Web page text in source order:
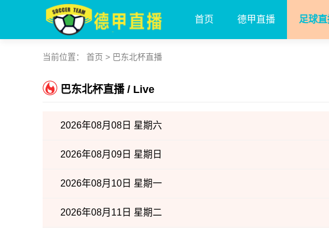
首页 德甲直播 足球
当前位置： 首页 > 巴东北杯直播
巴东北杯直播 / Live
2026年08月08日 星期六
2026年08月09日 星期日
2026年08月10日 星期一
2026年08月11日 星期二